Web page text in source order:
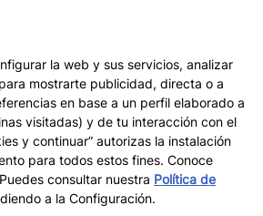
viajes
la buena
viaje
la web y sus servicios, analizar
mostrarte publicidad, directa o a
en base a un perfil elaborado a
visitadas) y de tu interacción con el
y continuar” autorizas la instalación
para todos estos fines. Conoce
consultar nuestra Política de
a la Configuración.